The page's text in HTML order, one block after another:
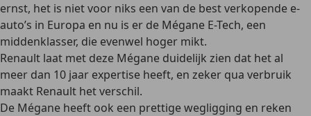
ernst, het is niet voor niks een van de best verkopende e-
auto’s in Europa en nu is er de Mégane E-Tech, een
middenklasser, die evenwel hoger mikt.
Renault laat met deze Mégane duidelijk zien dat het al
meer dan 10 jaar expertise heeft, en zeker qua verbruik
maakt Renault het verschil.
De Mégane heeft ook een prettige wegligging en reken